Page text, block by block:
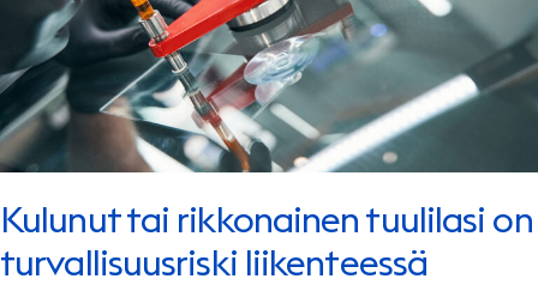
Kulunut tai rikkonainen tuulilasi on
turvallisuusriski liikenteessä